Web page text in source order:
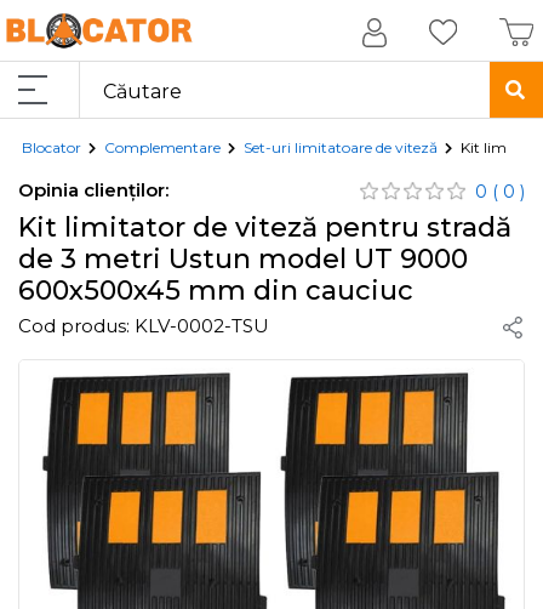
Blocator Complementare Set-uri limitatoare de viteză Kit
Opinia clienților: 0 ( 0 )
Kit limitator de viteză pentru stradă
de 3 metri Ustun model UT 9000
600x500x45 mm din cauciuc
Cod produs: KLV-0002-TSU